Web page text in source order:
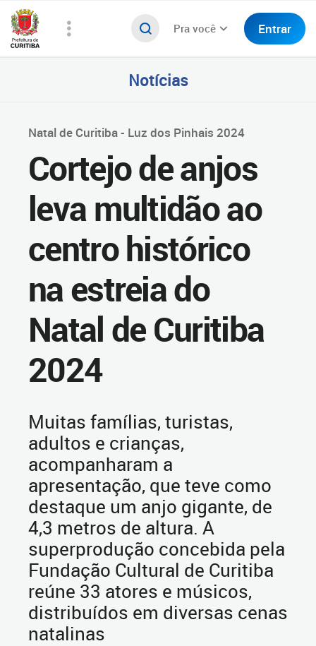
Pra você Entrar
Notícias
Natal de Curitiba - Luz dos Pinhais 2024
Cortejo de anjos
leva multidão ao
centro histórico
na estreia do
Natal de Curitiba
2024
Muitas famílias, turistas,
adultos e crianças,
acompanharam a
apresentação, que teve como
destaque um anjo gigante, de
4,3 metros de altura. A
superprodução concebida pela
Fundação Cultural de Curitiba
reúne 33 atores e músicos,
distribuídos em diversas cenas
natalinas